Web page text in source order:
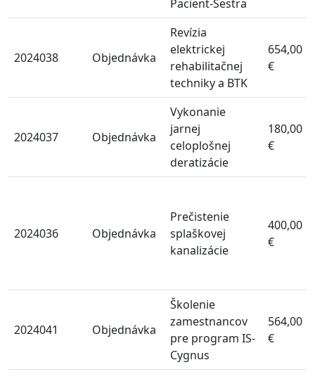
Pacient-Sestra
2024038 Objednávka
Revízia
elektrickej
rehabilitačnej
techniky a BTK
654,00
€
2024037 Objednávka
Vykonanie
jarnej
celoplošnej
deratizácie
180,00
€
2024036 Objednávka
Prečistenie
splaškovej
kanalizácie
400,00
€
2024041 Objednávka
Školenie
zamestnancov
pre program IS-
Cygnus
564,00
€